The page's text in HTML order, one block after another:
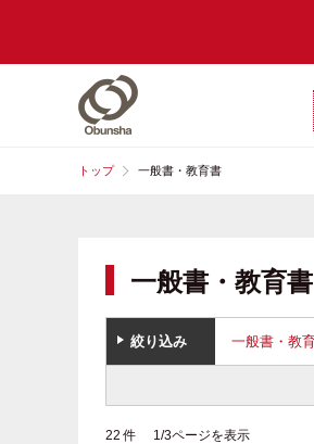
トップ 一般書・教育書
一般書・教育書
絞り込み 一般書・教
22 件 1/3ページを表示